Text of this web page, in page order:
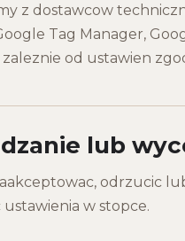
z dostawcow
Tag Manager,
zaleznie od ustawien
lub
odrzucic
w stopce.